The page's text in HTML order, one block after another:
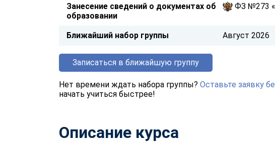
Занесение сведений о документах об
образовании
ФЗ №273
Ближайший набор группы Август 2026
Записаться в ближайшую группу
Нет времени ждать набора группы? Оставьте заявку
начать учиться быстрее!
Описание курса